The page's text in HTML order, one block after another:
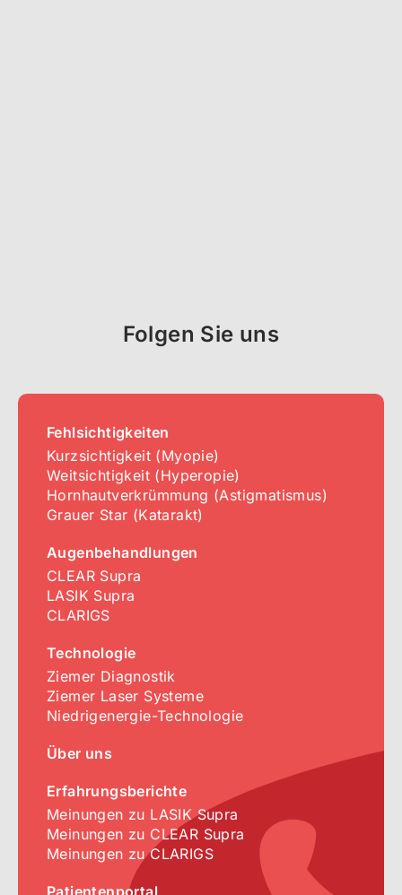
Folgen Sie uns
Fehlsichtigkeiten
Kurzsichtigkeit (Myopie)
Weitsichtigkeit (Hyperopie)
Hornhautverkrümmung (Astigmatismus)
Grauer Star (Katarakt)
Augenbehandlungen
CLEAR Supra
LASIK Supra
CLARIGS
Technologie
Ziemer Diagnostik
Ziemer Laser Systeme
Niedrigenergie-Technologie
Über uns
Erfahrungsberichte
Meinungen zu LASIK Supra
Meinungen zu CLEAR Supra
Meinungen zu CLARIGS
Patientenportal